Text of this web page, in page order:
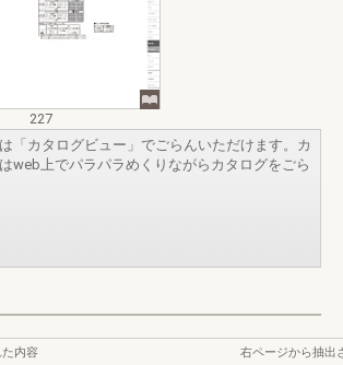
227
「カタログビュー」でごらんいただけます。カ
web上でパラパラめくりながらカタログをごら
内容
右ページから抽出